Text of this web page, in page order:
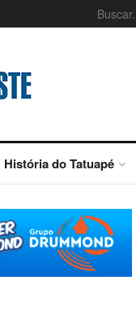
História do Tatuapé